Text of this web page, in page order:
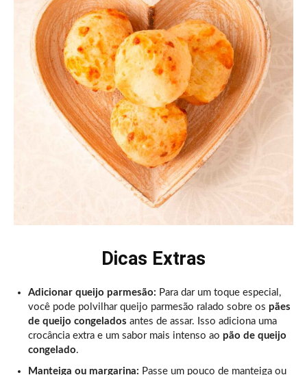
Dicas Extras
Adicionar queijo parmesão: Para dar um toque especial,
você pode polvilhar queijo parmesão ralado sobre os pães
de queijo congelados antes de assar. Isso adiciona uma
crocância extra e um sabor mais intenso ao pão de queijo
congelado.
Manteiga ou margarina: Passe um pouco de manteiga ou